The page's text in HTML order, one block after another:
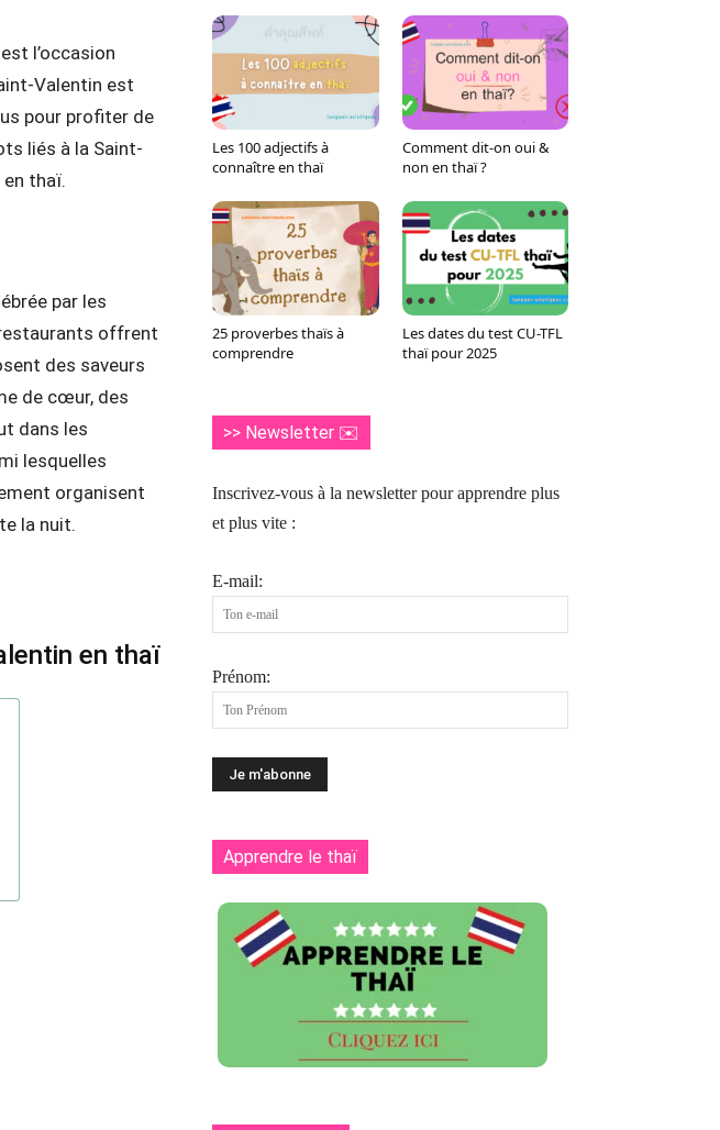
l’occasion
Valentin est
pour profiter de
liés à la Saint-
thaï.
par les
offrent
des saveurs
de cœur, des
dans les
lesquelles
organisent
la nuit.
en thaï
Les 100 adjectifs à
connaître en thaï
Comment dit-on oui &
non en thaï ?
25 proverbes thaïs à
comprendre
Les dates du test CU-TFL
thaï pour 2025
>> Newsletter ✉️
Inscrivez-vous à la newsletter pour apprendre plus
et plus vite :
E-mail:
Prénom:
Apprendre le thaï